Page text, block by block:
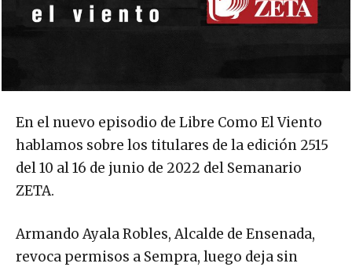
En el nuevo episodio de Libre Como El Viento
hablamos sobre los titulares de la edición 2515
del 10 al 16 de junio de 2022 del Semanario
ZETA.
Armando Ayala Robles, Alcalde de Ensenada,
revoca permisos a Sempra, luego deja sin